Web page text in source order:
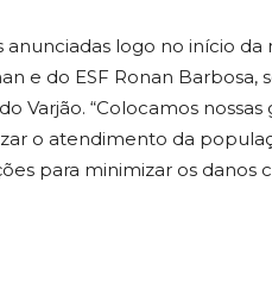
anunciadas logo no início
e do ESF Ronan
Varjão. “Colocamos
o atendimento da
para minimizar os